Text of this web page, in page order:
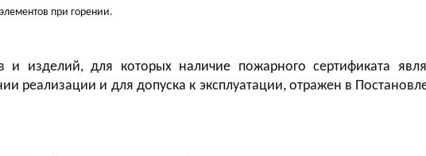
при горении.
и изделий, для которых наличие пожарного сертификата
реализации и для допуска к эксплуатации, отражен в